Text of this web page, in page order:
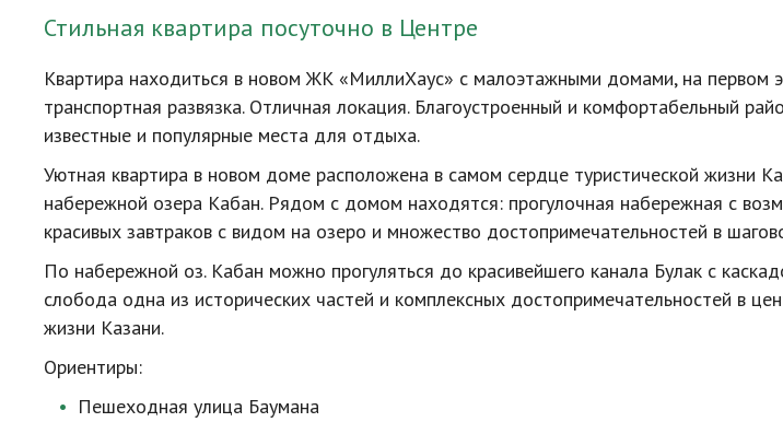
Стильная квартира посуточно в Центре
Квартира находиться в новом ЖК «МиллиХаус» с малоэтажными домами, на первом
транспортная развязка. Отличная локация. Благоустроенный и комфортабельный
известные и популярные места для отдыха.
Уютная квартира в новом доме расположена в самом сердце туристической жизни
набережной озера Кабан. Рядом с домом находятся: прогулочная набережная с
красивых завтраков с видом на озеро и множество достопримечательностей в
По набережной оз. Кабан можно прогуляться до красивейшего канала Булак с
слобода одна из исторических частей и комплексных достопримечательностей в
жизни Казани.
Ориентиры:
Пешеходная улица Баумана